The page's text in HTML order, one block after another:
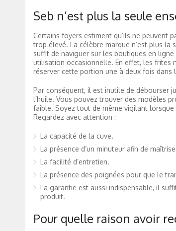
Seb n’est plus la seule
Certains foyers estiment qu’ils ne peuvent
trop élevé. La célèbre marque n’est plus
suffit de naviguer sur les boutiques en
utilisation occasionnelle. En effet, les frites
réserver cette portion une à deux fois dans
Par conséquent, il est inutile de débourser
l’huile. Vous pouvez trouver des modèles
faible. Soyez tout de même vigilant
Regardez avec attention :
La capacité de la cuve.
La présence d’un minuteur afin de
La facilité d’entretien.
La présence des poignées pour que le
La garantie est aussi indispensable, il
produit.
Pour quelle raison avoir